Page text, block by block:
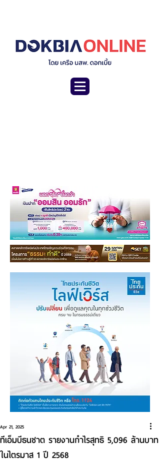
ทีเอ็มบีธนชาต รายงานกำไรสุทธิ 5,096 ล้านบาท
ในไตรมาส 1 ปี 2568
Apr 21, 2025